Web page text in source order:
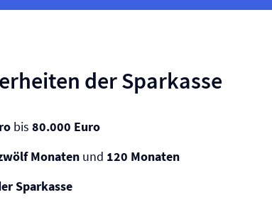
der Sparkasse
bis 80.000 Euro
Monaten und 120 Monaten
Sparkasse